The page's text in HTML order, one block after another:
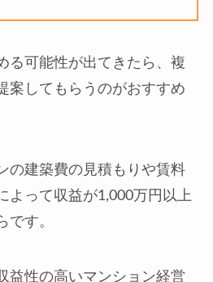
る可能性が出てきたら、複
案してもらうのがおすすめ
の建築費の見積もりや賃料
よって収益が1,000万円以上
です。
益性の高いマンション経営